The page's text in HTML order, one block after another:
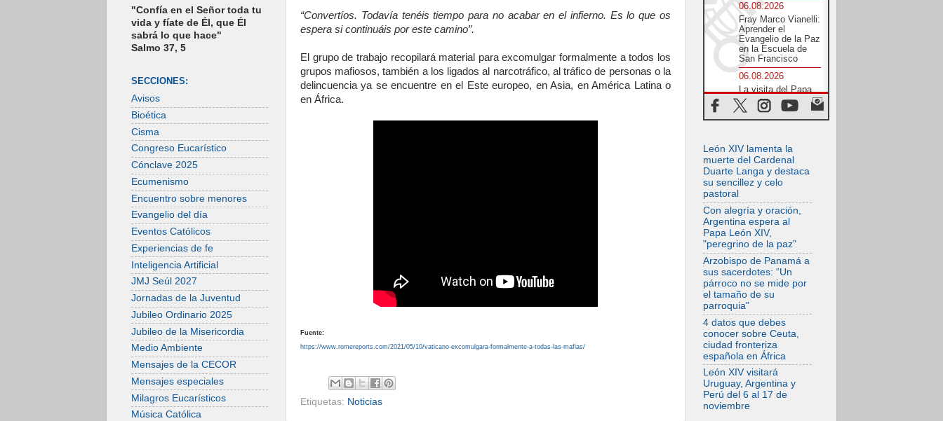
“Convertíos. Todavía tenéis tiempo para no acabar en el infierno. Es lo que os
espera si continuáis por este camino”.
El grupo de trabajo recopilará material para excomulgar formalmente a todos los
grupos mafiosos, también a los ligados al narcotráfico, al tráfico de personas o la
delincuencia ya se encuentre en el Este europeo, en Asia, en América Latina o
en África.
Fuente:
https://www.romereports.com/2021/05/10/vaticano-excomulgara-formalmente-a-todas-las-mafias/
Etiquetas: Noticias
"Confía en el Señor toda tu
vida y fíate de Él, que Él
sabrá lo que hace"
Salmo 37, 5
SECCIONES:
Avisos
Bioética
Cisma
Congreso Eucarístico
Cónclave 2025
Ecumenismo
Encuentro sobre menores
Evangelio del día
Eventos Católicos
Experiencias de fe
Inteligencia Artificial
JMJ Seúl 2027
Jornadas de la Juventud
Jubileo Ordinario 2025
Jubileo de la Misericordia
Medio Ambiente
Mensajes de la CECOR
Mensajes especiales
Milagros Eucarísticos
Música Católica
06.08.2026
Fray Marco Vianelli:
Aprender el
Evangelio de la Paz
en la Escuela de
San Francisco
06.08.2026
La visita del Papa
León XIV a Asís en
un minuto
de los jóvenes al
Papa: «Hoy nos
sentimos Iglesia»
06.08.2026
Líbano: Reanudan
los coloquios en
Roma en medio de
tensiones y ataques
en el sur del país
06.08.2026
Hiroshima y
Nagasaki, 81 años
después.
Comienzan "Diez
Días Oración por la
Paz"
06.08.2026
Pizzaballa en Asís:
los cristianos
quieren paz
06.08.2026
Sturla: La visita de
León XIV será una
León XIV lamenta la
muerte del Cardenal
Duarte Langa y destaca
su sencillez y celo
pastoral
Con alegría y oración,
Argentina espera al
Papa León XIV,
"peregrino de la paz"
Arzobispo de Panamá a
sus sacerdotes: “Un
párroco no se mide por
el tamaño de su
parroquia”
4 datos que debes
conocer sobre Ceuta,
ciudad fronteriza
española en África
León XIV visitará
Uruguay, Argentina y
Perú del 6 al 17 de
noviembre